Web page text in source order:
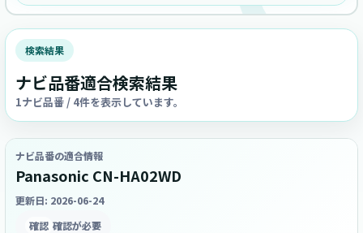
検索結果
ナビ品番適合検索結果
1ナビ品番 / 4件を表示しています。
ナビ品番の適合情報
Panasonic CN-HA02WD
更新日: 2026-06-24
確認 確認が必要